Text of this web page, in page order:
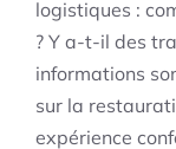
logistiques :
? Y a-t-il des
informations
sur la
expérience